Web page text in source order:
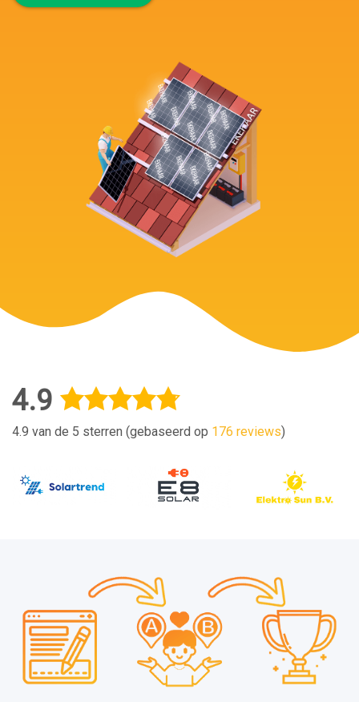
4.9
4.9 van de 5 sterren (gebaseerd op 176 reviews)